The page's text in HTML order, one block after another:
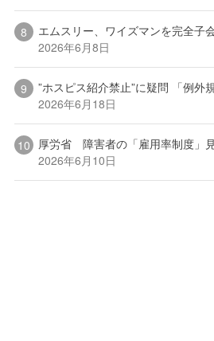
エムスリー、ワイズマンを完全子
2026年6月8日
”ホスピス紹介禁止”に疑問 「例外
2026年6月18日
厚労省 障害者の「雇用率制度」
2026年6月10日